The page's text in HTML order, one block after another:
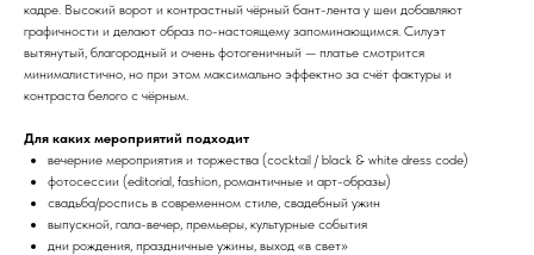
кадре. Высокий ворот и контрастный чёрный бант-лента у шеи добавляют
графичности и делают образ по-настоящему запоминающимся. Силуэт
вытянутый, благородный и очень фотогеничный — платье смотрится
минималистично, но при этом максимально эффектно за счёт фактуры и
контраста белого с чёрным.
Для каких мероприятий подходит
вечерние мероприятия и торжества (cocktail / black & white dress code)
фотосессии (editorial, fashion, романтичные и арт-образы)
свадьба/роспись в современном стиле, свадебный ужин
выпускной, гала-вечер, премьеры, культурные события
дни рождения, праздничные ужины, выход «в свет»